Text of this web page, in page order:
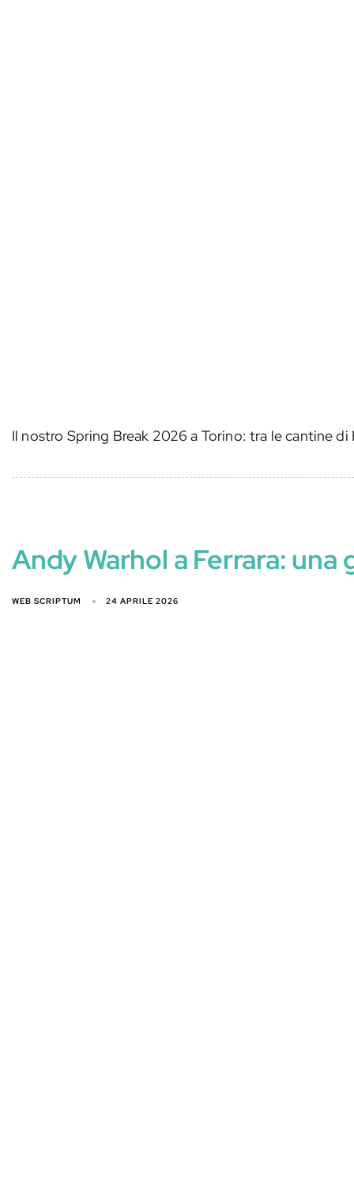
Il nostro Spring Break 2026 a Torino: tra le cantine
Andy Warhol a Ferrara:
WEB SCRIPTUM 24 APRILE 2026